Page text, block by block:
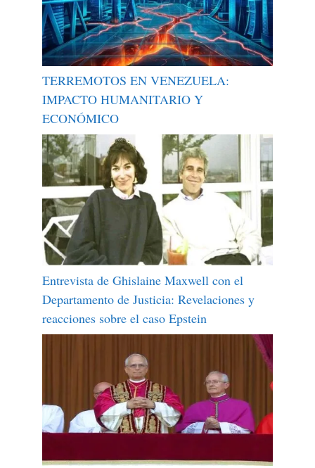
TERREMOTOS EN VENEZUELA:
IMPACTO HUMANITARIO Y
ECONÓMICO
Entrevista de Ghislaine Maxwell con el
Departamento de Justicia: Revelaciones y
reacciones sobre el caso Epstein